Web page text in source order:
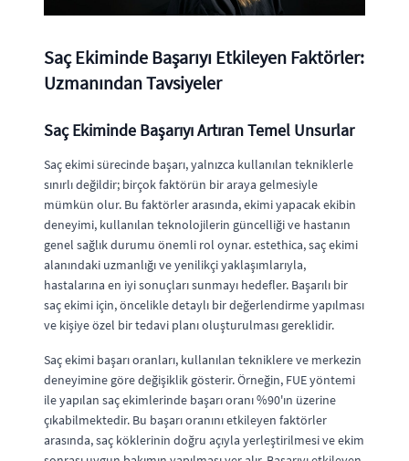
Saç Ekiminde Başarıyı Etkileyen Faktörler:
Uzmanından Tavsiyeler
Saç Ekiminde Başarıyı Artıran Temel Unsurlar
Saç ekimi sürecinde başarı, yalnızca kullanılan tekniklerle
sınırlı değildir; birçok faktörün bir araya gelmesiyle
mümkün olur. Bu faktörler arasında, ekimi yapacak ekibin
deneyimi, kullanılan teknolojilerin güncelliği ve hastanın
genel sağlık durumu önemli rol oynar. estethica, saç ekimi
alanındaki uzmanlığı ve yenilikçi yaklaşımlarıyla,
hastalarına en iyi sonuçları sunmayı hedefler. Başarılı bir
saç ekimi için, öncelikle detaylı bir değerlendirme yapılması
ve kişiye özel bir tedavi planı oluşturulması gereklidir.
Saç ekimi başarı oranları, kullanılan tekniklere ve merkezin
deneyimine göre değişiklik gösterir. Örneğin, FUE yöntemi
ile yapılan saç ekimlerinde başarı oranı %90'ın üzerine
çıkabilmektedir. Bu başarı oranını etkileyen faktörler
arasında, saç köklerinin doğru açıyla yerleştirilmesi ve ekim